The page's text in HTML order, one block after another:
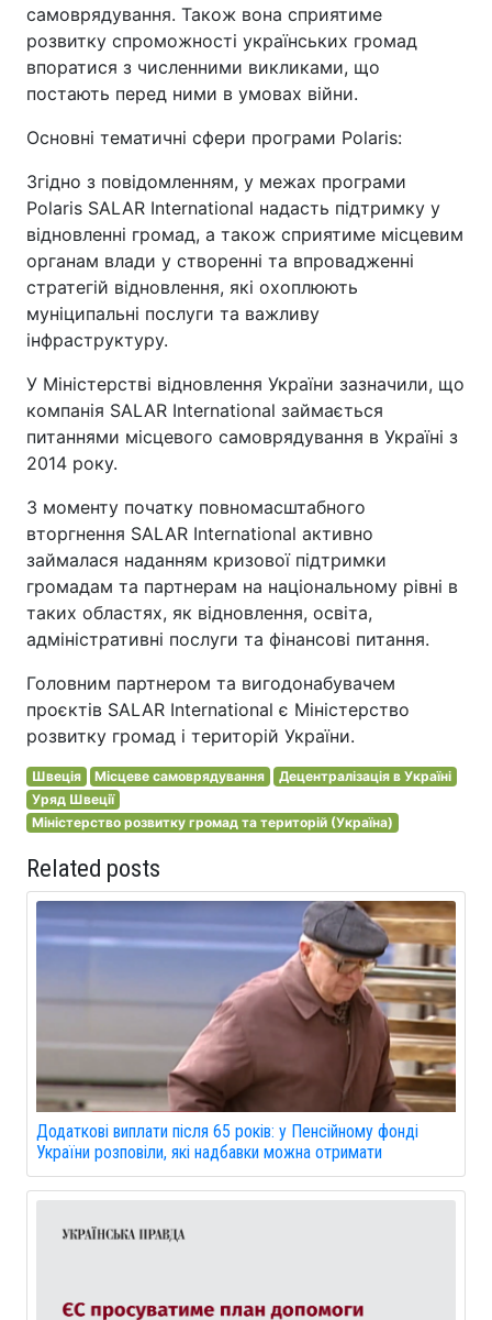
самоврядування. Також вона сприятиме
розвитку спроможності українських громад
впоратися з численними викликами, що
постають перед ними в умовах війни.
Основні тематичні сфери програми Polaris:
Згідно з повідомленням, у межах програми
Polaris SALAR International надасть підтримку у
відновленні громад, а також сприятиме місцевим
органам влади у створенні та впровадженні
стратегій відновлення, які охоплюють
муніципальні послуги та важливу
інфраструктуру.
У Міністерстві відновлення України зазначили, що
компанія SALAR International займається
питаннями місцевого самоврядування в Україні з
2014 року.
З моменту початку повномасштабного
вторгнення SALAR International активно
займалася наданням кризової підтримки
громадам та партнерам на національному рівні в
таких областях, як відновлення, освіта,
адміністративні послуги та фінансові питання.
Головним партнером та вигодонабувачем
проєктів SALAR International є Міністерство
розвитку громад і територій України.
Швеція Місцеве самоврядування
Децентралізація в Україні
Уряд Швеції
Міністерство розвитку громад та територій (Україна)
Related posts
Додаткові виплати після 65 років: у Пенсійному фонді
України розповіли, які надбавки можна отримати